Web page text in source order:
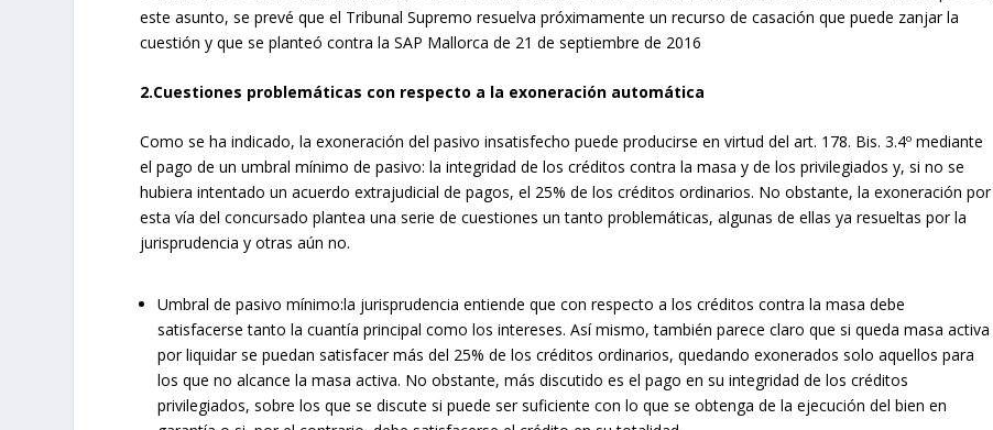
este asunto, se prevé que el Tribunal Supremo resuelva próximamente un recurso de casación que puede zanjar la
cuestión y que se planteó contra la SAP Mallorca de 21 de septiembre de 2016
2.Cuestiones problemáticas con respecto a la exoneración automática
Como se ha indicado, la exoneración del pasivo insatisfecho puede producirse en virtud del art. 178. Bis. 3.4º mediante
el pago de un umbral mínimo de pasivo: la integridad de los créditos contra la masa y de los privilegiados y, si no se
hubiera intentado un acuerdo extrajudicial de pagos, el 25% de los créditos ordinarios. No obstante, la exoneración por
esta vía del concursado plantea una serie de cuestiones un tanto problemáticas, algunas de ellas ya resueltas por la
jurisprudencia y otras aún no.
Umbral de pasivo mínimo:la jurisprudencia entiende que con respecto a los créditos contra la masa debe
satisfacerse tanto la cuantía principal como los intereses. Así mismo, también parece claro que si queda masa activa
por liquidar se puedan satisfacer más del 25% de los créditos ordinarios, quedando exonerados solo aquellos para
los que no alcance la masa activa. No obstante, más discutido es el pago en su integridad de los créditos
privilegiados, sobre los que se discute si puede ser suficiente con lo que se obtenga de la ejecución del bien en